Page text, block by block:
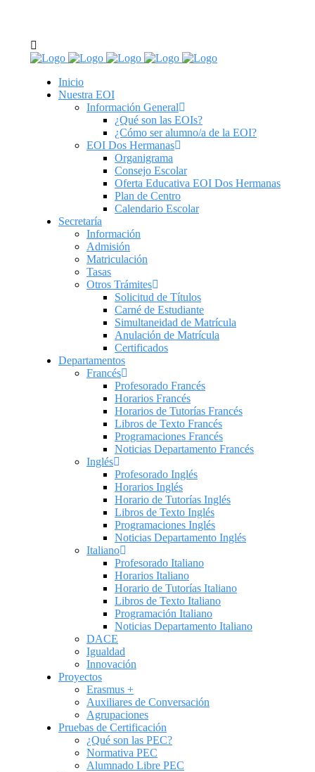
tel: 955 62 43 03
Inicio
Nuestra EOI
Información General
¿Qué son las EOIs?
¿Cómo ser alumno/a de la EOI?
EOI Dos Hermanas
Organigrama
Consejo Escolar
Oferta Educativa EOI Dos Hermanas
Plan de Centro
Calendario Escolar
Secretaría
Información
Admisión
Matriculación
Tasas
Otros Trámites
Solicitud de Títulos
Carné de Estudiante
Simultaneidad de Matrícula
Anulación de Matrícula
Certificados
Departamentos
Francés
Profesorado Francés
Horarios Francés
Horarios de Tutorías Francés
Libros de Texto Francés
Programaciones Francés
Noticias Departamento Francés
Inglés
Profesorado Inglés
Horarios Inglés
Horario de Tutorías Inglés
Libros de Texto Inglés
Programaciones Inglés
Noticias Departamento Inglés
Italiano
Profesorado Italiano
Horarios Italiano
Horario de Tutorías Italiano
Libros de Texto Italiano
Programación Italiano
Noticias Departamento Italiano
DACE
Igualdad
Innovación
Proyectos
Erasmus +
Auxiliares de Conversación
Agrupaciones
Pruebas de Certificación
¿Qué son las PEC?
Normativa PEC
Alumnado Libre PEC